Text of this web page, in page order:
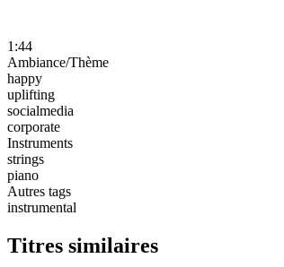
1:44
Ambiance/Thème
happy
uplifting
socialmedia
corporate
Instruments
strings
piano
Autres tags
instrumental
Titres similaires